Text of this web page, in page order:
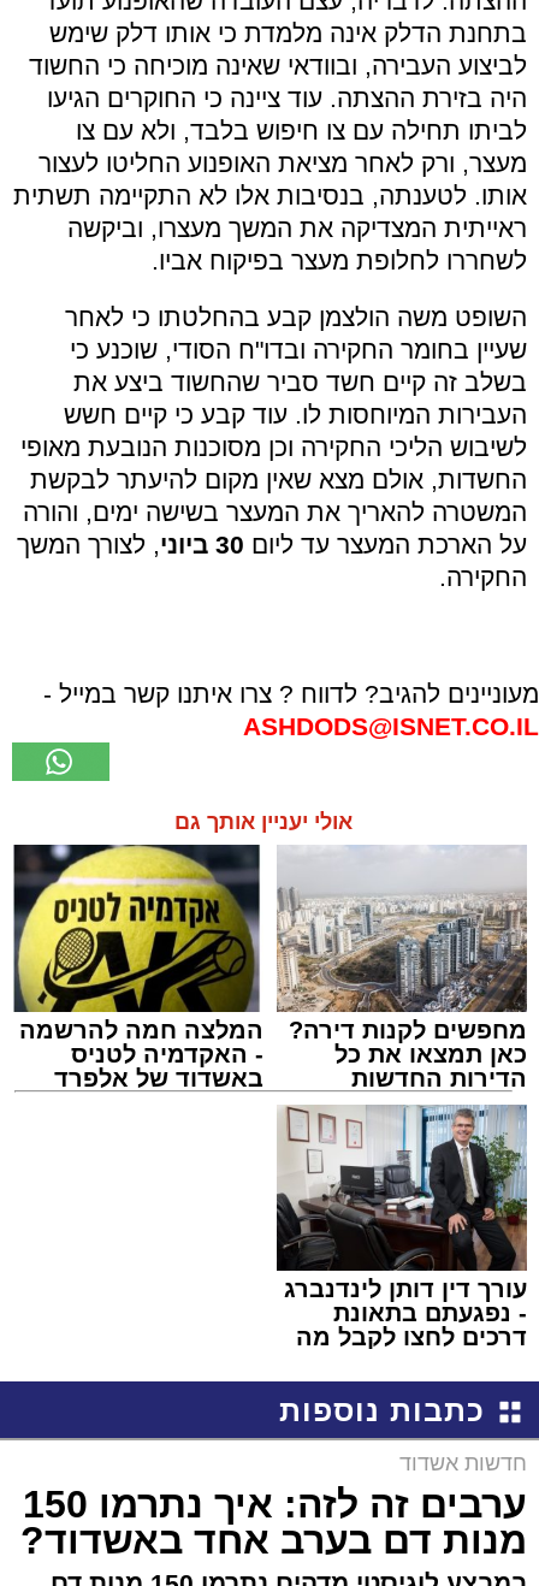
בתחנת הדלק אינה מלמדת כי אותו דלק שימש
לביצוע העבירה, ובוודאי שאינה מוכיחה כי החשוד
היה בזירת ההצתה. עוד ציינה כי החוקרים הגיעו
לביתו תחילה עם צו חיפוש בלבד, ולא עם צו
מעצר, ורק לאחר מציאת האופנוע החליטו לעצור
אותו. לטענתה, בנסיבות אלו לא התקיימה תשתית
ראייתית המצדיקה את המשך מעצרו, וביקשה
לשחררו לחלופת מעצר בפיקוח אביו.
השופט משה הולצמן קבע בהחלטתו כי לאחר
שעיין בחומר החקירה ובדו"ח הסודי, שוכנע כי
בשלב זה קיים חשד סביר שהחשוד ביצע את
העבירות המיוחסות לו. עוד קבע כי קיים חשש
לשיבוש הליכי החקירה וכן מסוכנות הנובעת מאופי
החשדות, אולם מצא שאין מקום להיעתר לבקשת
המשטרה להאריך את המעצר בשישה ימים, והורה
על הארכת המעצר עד ליום 30 ביוני
, לצורך המשך
החקירה.
מעוניינים להגיב? לדווח ? צרו איתנו קשר במייל -
ASHDODS@ISNET.CO.IL
אולי יעניין אותך גם
מחפשים לקנות דירה?
כאן תמצאו את כל
הדירות החדשות
למכירה באשדוד >>>
המלצה חמה להרשמה
- האקדמיה לטניס
באשדוד של אלפרד
עורך דין דותן לינדנברג
- נפגעתם בתאונת
דרכים לחצו לקבל מה
כתבות נוספות
חדשות אשדוד
ערבים זה לזה: איך נתרמו 150
מנות דם בערב אחד באשדוד?